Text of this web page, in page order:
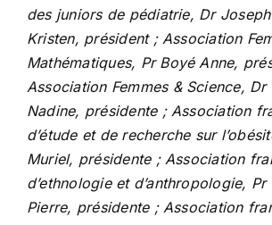
des juniors de pédiatrie, Dr
Kristen, président ; Association
Mathématiques, Pr Boyé Anne,
Association Femmes & Science,
Nadine, présidente ; Association
d’étude et de recherche sur
Muriel, présidente ; Association
d’ethnologie et d’anthropologie,
Pierre, présidente ; Association